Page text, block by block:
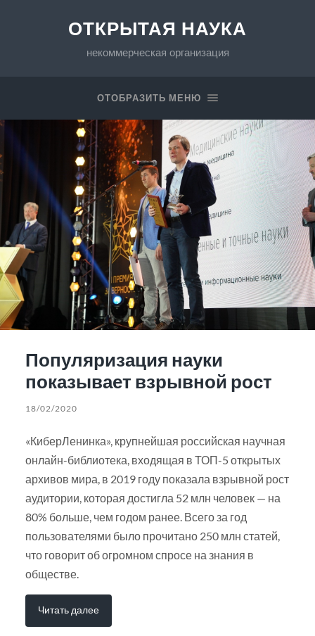
ОТКРЫТАЯ НАУКА
некоммерческая организация
ОТОБРАЗИТЬ МЕНЮ
Популяризация науки
показывает взрывной рост
18/02/2020
«КиберЛенинка», крупнейшая российская научная
онлайн-библиотека, входящая в ТОП-5 открытых
архивов мира, в 2019 году показала взрывной рост
аудитории, которая достигла 52 млн человек — на
80% больше, чем годом ранее. Всего за год
пользователями было прочитано 250 млн статей,
что говорит об огромном спросе на знания в
обществе.
Читать далее